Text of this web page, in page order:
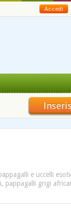
Accedi
e uccelli
pappagalli grigi